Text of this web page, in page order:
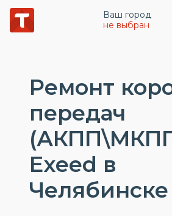
Ваш город
не выбран
Ремонт
передач
Exeed в
Челябинске